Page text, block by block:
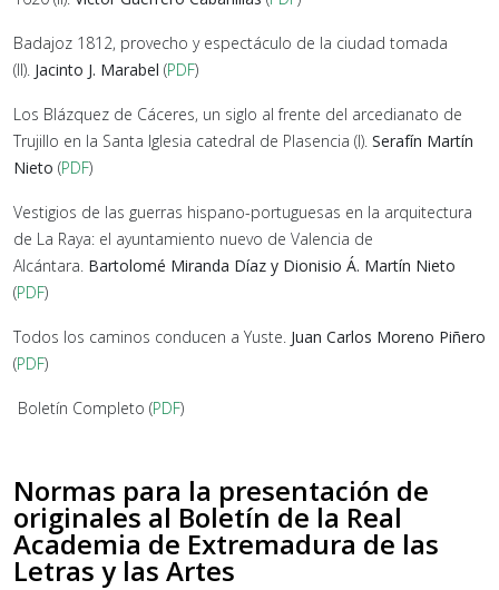
Badajoz 1812, provecho y espectáculo de la ciudad tomada
(II). Jacinto J. Marabel (PDF)
Los Blázquez de Cáceres, un siglo al frente del arcedianato de
Trujillo en la Santa Iglesia catedral de Plasencia (I). Serafín Martín
Nieto (PDF)
Vestigios de las guerras hispano-portuguesas en la arquitectura
de La Raya: el ayuntamiento nuevo de Valencia de
Alcántara. Bartolomé Miranda Díaz y Dionisio Á. Martín Nieto
(PDF)
Todos los caminos conducen a Yuste. Juan Carlos Moreno Piñero
(PDF)
Boletín Completo (PDF)
Normas para la presentación de
originales al Boletín de la Real
Academia de Extremadura de las
Letras y las Artes